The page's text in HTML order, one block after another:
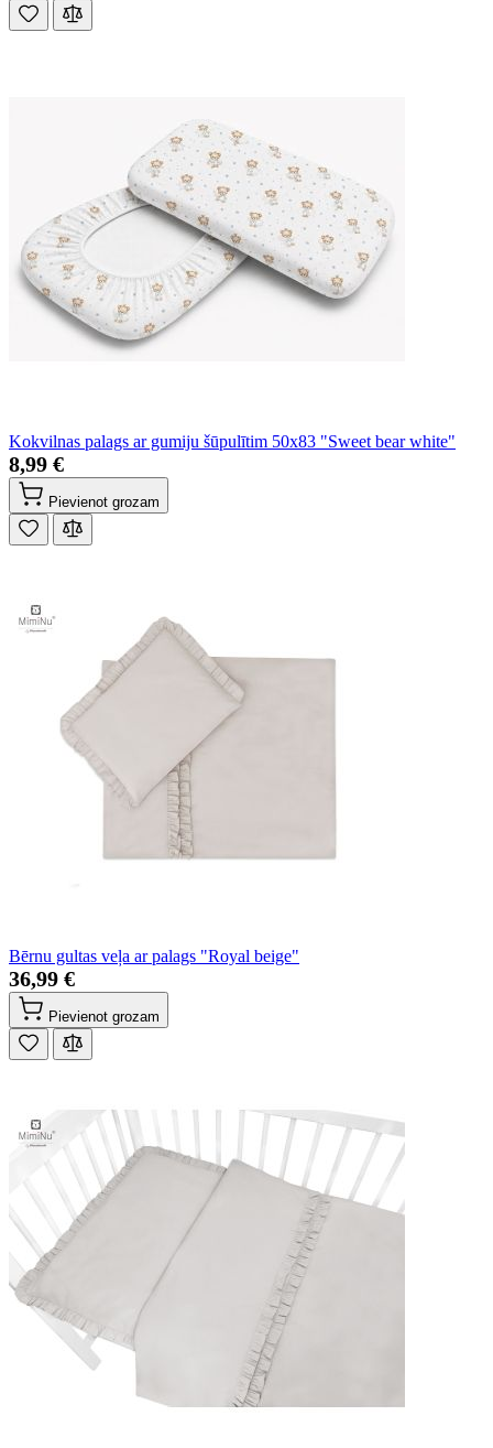
Kokvilnas palags ar gumiju šūpulītim 50x83 "Sweet bear white"
8,99 €
Pievienot grozam
Bērnu gultas veļa ar palags "Royal beige"
36,99 €
Pievienot grozam